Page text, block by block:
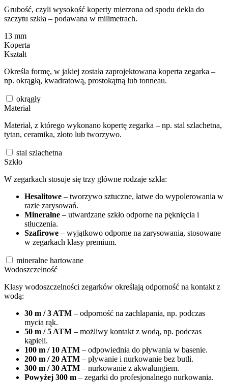
Grubość, czyli wysokość koperty mierzona od spodu dekla do
szczytu szkła – podawana w milimetrach.
13 mm
Koperta
Kształt
Określa formę, w jakiej została zaprojektowana koperta zegarka –
np. okrągłą, kwadratową, prostokątną lub tonneau.
okrągły
Materiał
Materiał, z którego wykonano kopertę zegarka – np. stal szlachetna,
tytan, ceramika, złoto lub tworzywo.
stal szlachetna
Szkło
W zegarkach stosuje się trzy główne rodzaje szkła:
Hesalitowe – tworzywo sztuczne, łatwe do wypolerowania w
razie zarysowań.
Mineralne – utwardzane szkło odporne na pęknięcia i
stłuczenia.
Szafirowe – wyjątkowo odporne na zarysowania, stosowane
w zegarkach klasy premium.
mineralne hartowane
Wodoszczelność
Klasy wodoszczelności zegarków określają odporność na kontakt z
wodą:
30 m / 3 ATM – odporność na zachlapania, np. podczas
mycia rąk.
50 m / 5 ATM – możliwy kontakt z wodą, np. podczas
kąpieli.
100 m / 10 ATM – odpowiednia do pływania w basenie.
200 m / 20 ATM – pływanie i nurkowanie bez butli.
300 m / 30 ATM – nurkowanie z akwalungiem.
Powyżej 300 m – zegarki do profesjonalnego nurkowania.